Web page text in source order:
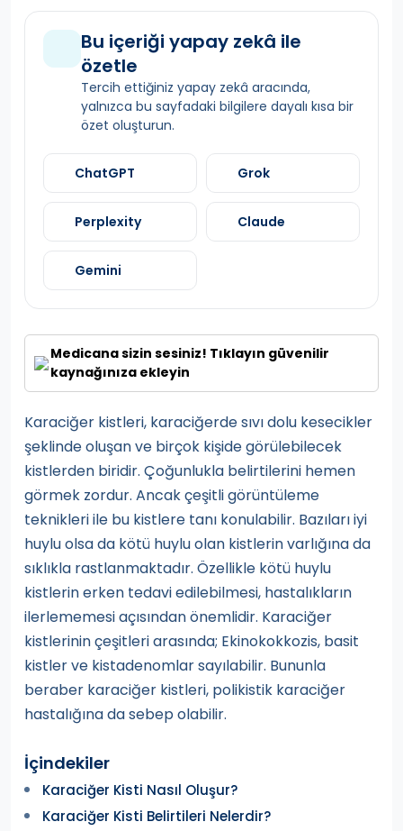
Bu içeriği yapay zekâ ile
özetle
Tercih ettiğiniz yapay zekâ aracında,
yalnızca bu sayfadaki bilgilere dayalı kısa bir
özet oluşturun.
ChatGPT Grok
Perplexity Claude
Gemini
Medicana sizin sesiniz! Tıklayın güvenilir
kaynağınıza ekleyin
Karaciğer kistleri, karaciğerde sıvı dolu kesecikler
şeklinde oluşan ve birçok kişide görülebilecek
kistlerden biridir. Çoğunlukla belirtilerini hemen
görmek zordur. Ancak çeşitli görüntüleme
teknikleri ile bu kistlere tanı konulabilir. Bazıları iyi
huylu olsa da kötü huylu olan kistlerin varlığına da
sıklıkla rastlanmaktadır. Özellikle kötü huylu
kistlerin erken tedavi edilebilmesi, hastalıkların
ilerlememesi açısından önemlidir. Karaciğer
kistlerinin çeşitleri arasında; Ekinokokkozis, basit
kistler ve kistadenomlar sayılabilir. Bununla
beraber karaciğer kistleri, polikistik karaciğer
hastalığına da sebep olabilir.
İçindekiler
Karaciğer Kisti Nasıl Oluşur?
Karaciğer Kisti Belirtileri Nelerdir?